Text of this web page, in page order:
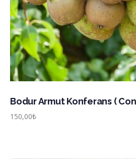
Bodur Armut Konferans (
150,00₺